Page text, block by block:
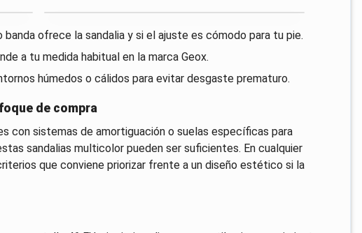
ofrece la sandalia y si el ajuste es cómodo para tu pie.
a tu medida habitual en la marca Geox.
húmedos o cálidos para evitar desgaste prematuro.
de compra
con sistemas de amortiguación o suelas específicas para
sandalias multicolor pueden ser suficientes. En cualquier
que conviene priorizar frente a un diseño estético si la